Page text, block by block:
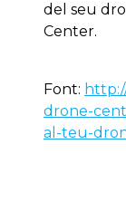
del seu
Center.
Font:
drone-
al-teu-